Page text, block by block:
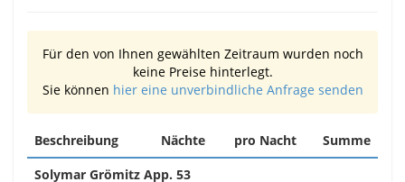
Für den von Ihnen gewählten Zeitraum wurden noch
keine Preise hinterlegt.
Sie können hier eine unverbindliche Anfrage senden
Beschreibung Nächte pro Nacht
Summe
Solymar Grömitz App. 53